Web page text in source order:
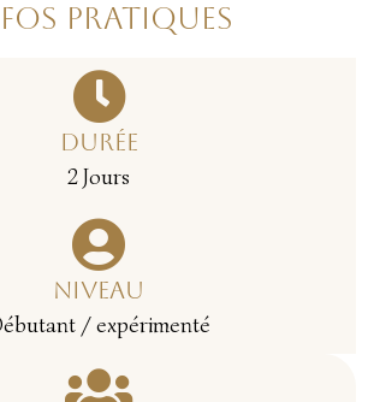
pratiques
Durée
2 Jours
Niveau
/ expérimenté